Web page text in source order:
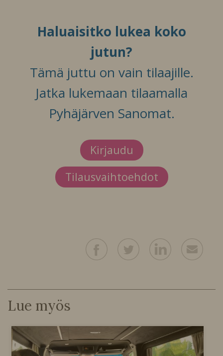
Haluaisitko lukea koko
jutun?
Tämä juttu on vain tilaajille.
Jatka lukemaan tilaamalla
Pyhäjärven Sanomat.
Kirjaudu
Tilausvaihtoehdot
Lue myös